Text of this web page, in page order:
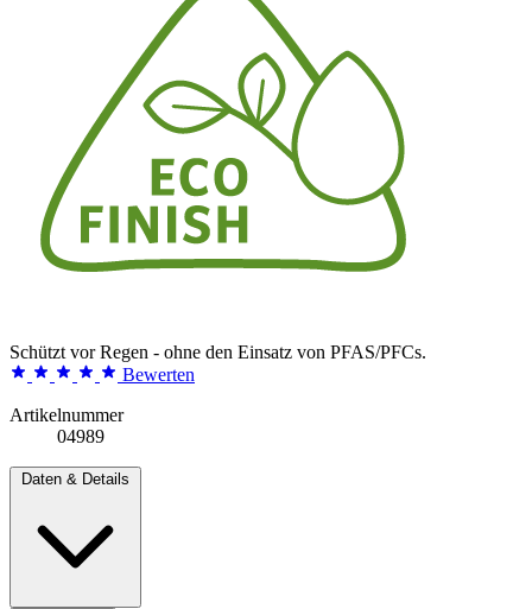
Schützt vor Regen - ohne den Einsatz von PFAS/PFCs.
Bewerten
Artikelnummer
04989
Daten & Details